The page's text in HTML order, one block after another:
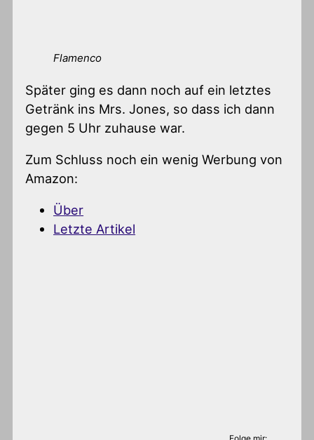
Flamenco
Später ging es dann noch auf ein letztes
Getränk ins Mrs. Jones, so dass ich dann
gegen 5 Uhr zuhause war.
Zum Schluss noch ein wenig Werbung von
Amazon:
Über
Letzte Artikel